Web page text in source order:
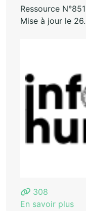
Ressource
Mise à jour le
308
En savoir plus